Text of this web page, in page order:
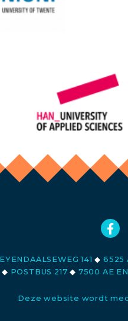
141◆ 6525
◆ POSTBUS 217◆ 7500 AE
Deze website wordt